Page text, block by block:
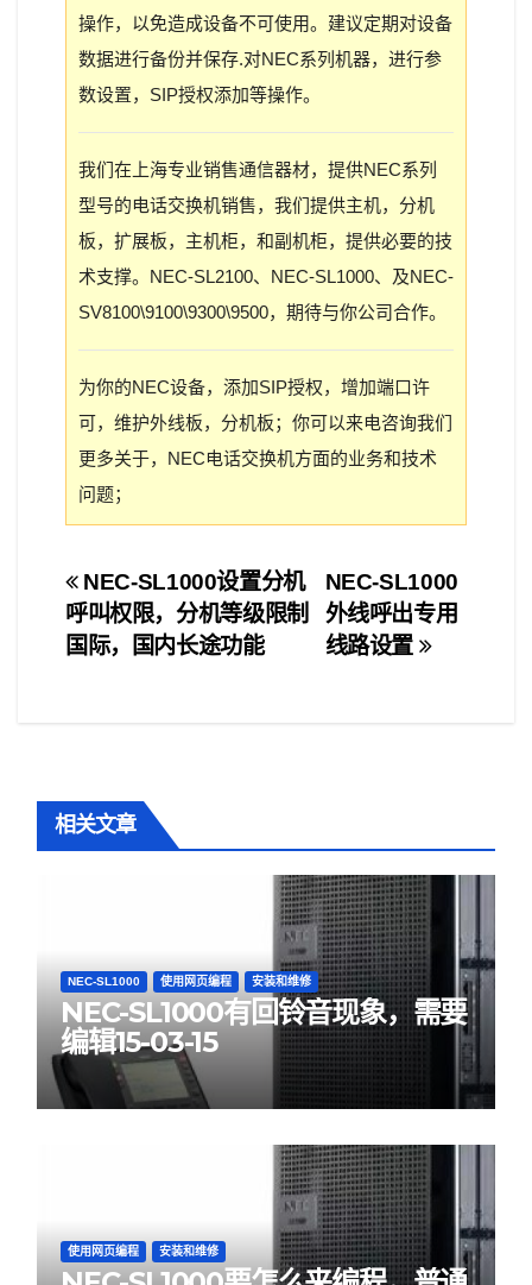
操作，以免造成设备不可使用。建议定期对设备
数据进行备份并保存.对NEC系列机器，进行参
数设置，SIP授权添加等操作。
我们在上海专业销售通信器材，提供NEC系列
型号的电话交换机销售，我们提供主机，分机
板，扩展板，主机柜，和副机柜，提供必要的技
术支撑。NEC-SL2100、NEC-SL1000、及NEC-
SV8100\9100\9300\9500，期待与你公司合作。
为你的NEC设备，添加SIP授权，增加端口许
可，维护外线板，分机板；你可以来电咨询我们
更多关于，NEC电话交换机方面的业务和技术
问题；
文
章
NEC-SL1000
外线呼出专用
线路设置
NEC-SL1000设置分机
呼叫权限，分机等级限制
国际，国内长途功能
相关文章
NEC-SL1000 使用网页编程 安装和维修
NEC-SL1000有回铃音现象，需要
编辑15-03-15
使用网页编程 安装和维修